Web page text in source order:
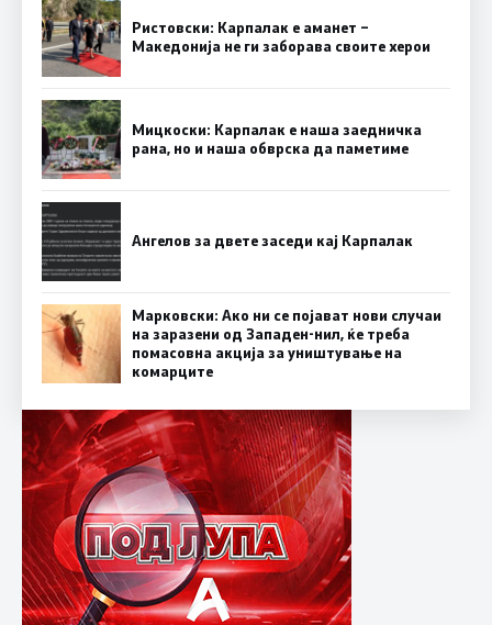
Ристовски: Карпалак е аманет –
Македонија не ги заборава своите херои
Мицкоски: Карпалак е наша заедничка
рана, но и наша обврска да паметиме
Ангелов за двете заседи кај Карпалак
Марковски: Ако ни се појават нови случаи
на заразени од Западен-нил, ќе треба
помасовна акција за уништување на
комарците